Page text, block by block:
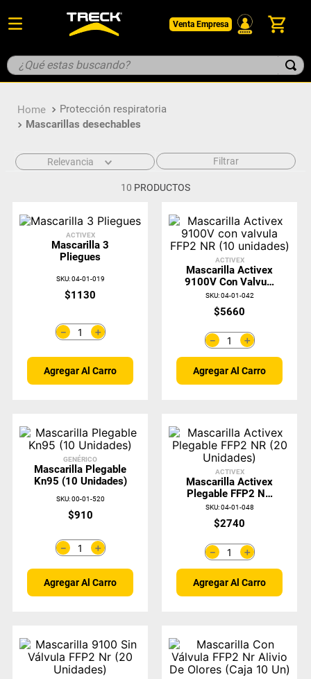
Venta Empresa
¿Qué estas buscando?
Protección respiratoria
Mascarillas desechables
Relevancia Filtrar
10 PRODUCTOS
ACTIVEX
Mascarilla 3
Pliegues
SKU:04-01-019
$1130
＋
－
Agregar Al Carro
ACTIVEX
Mascarilla Activex
9100V Con Valvula
FFP2 NR (10
Unidades)
SKU:04-01-042
$5660
＋
－
Agregar Al Carro
GENÉRICO
Mascarilla Plegable
Kn95 (10 Unidades)
SKU:00-01-520
$910
＋
－
Agregar Al Carro
ACTIVEX
Mascarilla Activex
Plegable FFP2 NR
(20 Unidades)
SKU:04-01-048
$2740
＋
－
Agregar Al Carro
1. botin
guantes
4. geologo